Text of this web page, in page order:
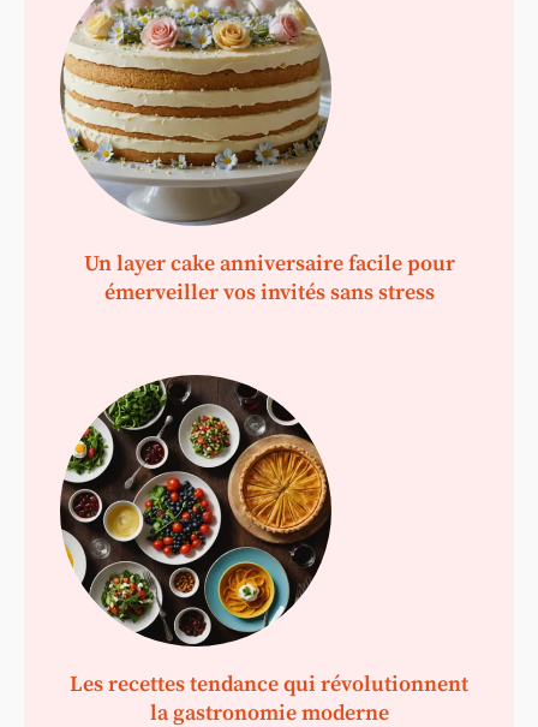
Un layer cake anniversaire facile pour
émerveiller vos invités sans stress
Les recettes tendance qui révolutionnent
la gastronomie moderne